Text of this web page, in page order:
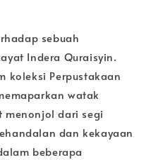
sebuah
Indera Quraisyin.
koleksi Perpustakaan
watak
menonjol dari segi
dan kekayaan
beberapa